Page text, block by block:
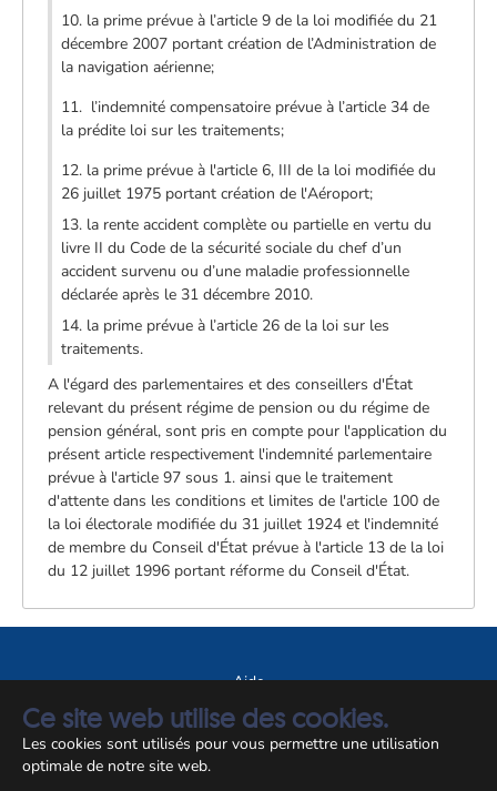
Ce site web utilise des cookies.
Les cookies sont utilisés pour vous permettre une utilisation
optimale de notre site web.
10. la prime prévue à l’article 9 de la loi modifiée du 21
décembre 2007 portant création de l’Administration de
la navigation aérienne;
11. l’indemnité compensatoire prévue à l’article 34 de
la prédite loi sur les traitements;
12. la prime prévue à l'article 6, III de la loi modifiée du
26 juillet 1975 portant création de l'Aéroport;
13. la rente accident complète ou partielle en vertu du
livre II du Code de la sécurité sociale du chef d’un
accident survenu ou d’une maladie professionnelle
déclarée après le 31 décembre 2010.
14. la prime prévue à l’article 26 de la loi sur les
traitements.
A l'égard des parlementaires et des conseillers d'État
relevant du présent régime de pension ou du régime de
pension général, sont pris en compte pour l'application du
présent article respectivement l'indemnité parlementaire
prévue à l'article 97 sous 1. ainsi que le traitement
d'attente dans les conditions et limites de l'article 100 de
la loi électorale modifiée du 31 juillet 1924 et l'indemnité
de membre du Conseil d'État prévue à l'article 13 de la loi
du 12 juillet 1996 portant réforme du Conseil d'État.
Aide
A propos du site
Notice légale